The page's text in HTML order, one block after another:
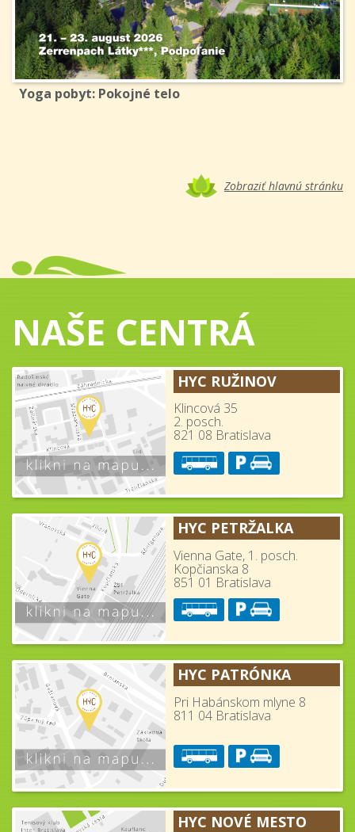
Yoga pobyt: Pokojné telo
Zobraziť hlavnú stránku
NAŠE CENTRÁ
HYC RUŽINOV
Klincová 35
2. posch.
821 08 Bratislava
HYC PETRŽALKA
Vienna Gate, 1. posch.
Kopčianska 8
851 01 Bratislava
HYC PATRÓNKA
Pri Habánskom mlyne 8
811 04 Bratislava
HYC NOVÉ MESTO